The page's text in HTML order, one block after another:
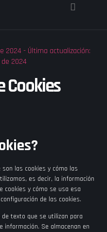
2024 - Última actualización:
de 2024
Cookies
las cookies y cómo las
es decir, la información
cookies y cómo se usa esa
de las cookies.
texto que se utilizan para
información. Se almacenan en